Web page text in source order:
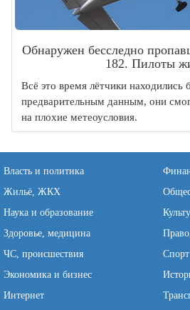
Обнаружен бесследно
182. Пилоты
Всё это время лётчики находились
предварительным данным, они
на плохие метеоусловия.
Власть и политика
Жильё, ЖКХ
Наука и образование
Здоровье, медицина
ЧС, происшествия
Спорт
Экономика и бизнес
Интернет